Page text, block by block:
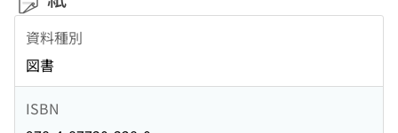
資料種別
図書
ISBN